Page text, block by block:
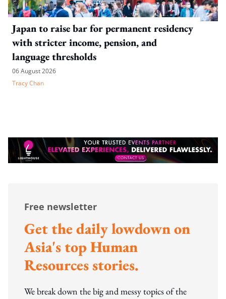
Japan to raise bar for permanent residency
with stricter income, pension, and
language thresholds
06 August 2026
Tracy Chan
Free newsletter
Get the daily lowdown on
Asia's top Human
Resources stories.
We break down the big and messy topics of the